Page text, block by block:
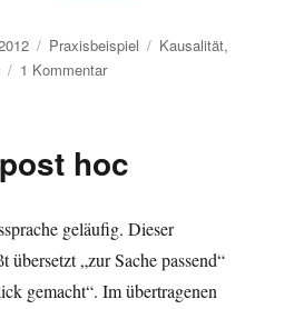
Kategorien
Praxisbeispiel Schlagwörter
Kausalität,
1 Kommentarzu
hoc
geläufig. Dieser
„zur Sache passend“
gemacht“. Im übertragenen